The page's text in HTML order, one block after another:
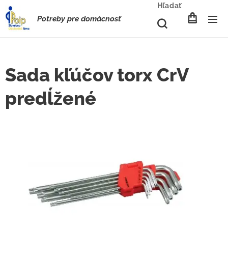
Potreby pre domácnosť
Hľadať
Sada kľúčov torx CrV
predĺžené